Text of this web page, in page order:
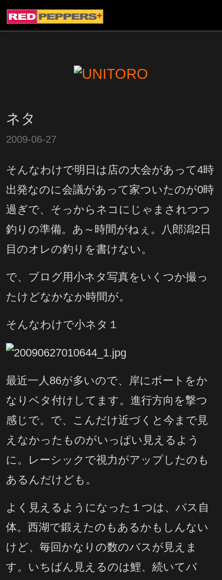
ネタ
2009-06-27
そんなわけで明日は店の大会があって4時
出発なのに会議があって家ついたのが0時
過ぎで、そっからネコにじゃまされつつ
釣りの準備。あ～時間がねぇ。八郎潟2日
目のオレの釣りを書けない。
で、ブログ用小ネタ写真をいくつか撮っ
たけどなかなか時間が。
そんなわけで小ネタ１
最近一人86が多いので、岸にボートをか
なりベタ付けしてます。進行方向を撃つ
感じで。で、こんだけ近づくと今まで見
えなかったものがいっぱい見えるよう
に。レーシックで視力がアップしたのも
あるんだけども。
よく見えるようになった１つは、バス自
体。西湖で鍛えたのもあるかもしんない
けど、毎回かなりの数のバスが見えま
す。いちばん見えるのは鯉、続いてバ